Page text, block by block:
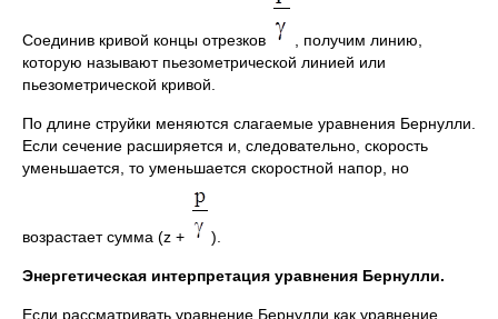
Соединив кривой концы отрезков
, получим линию,
которую называют пьезометрической линией или
пьезометрической кривой.
По длине струйки меняются слагаемые уравнения Бернулли.
Если сечение расширяется и, следовательно, скорость
уменьшается, то уменьшается скоростной напор, но
возрастает сумма (z + ).
Энергетическая интерпретация уравнения Бернулли.
Если рассматривать уравнение Бернулли как уравнение